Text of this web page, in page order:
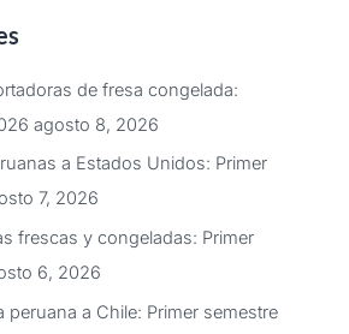
de fresa congelada:
agosto 8, 2026
a Estados Unidos: Primer
7, 2026
frescas y congeladas: Primer
6, 2026
peruana a Chile: Primer semestre